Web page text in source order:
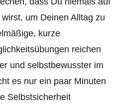
um Deinen Alltag zu
kurze
reichen
und selbstbewusster im
es nur ein paar Minuten
Selbstsicherheit